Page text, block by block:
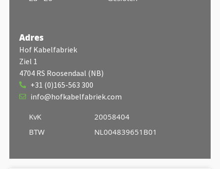
Adres
Hof Kabelfabriek
Ziel 1
4704 RS Roosendaal (NB)
+31 (0)165-563 300
info@hofkabelfabriek.com
KvK
BTW
20058404
NL004839651B01